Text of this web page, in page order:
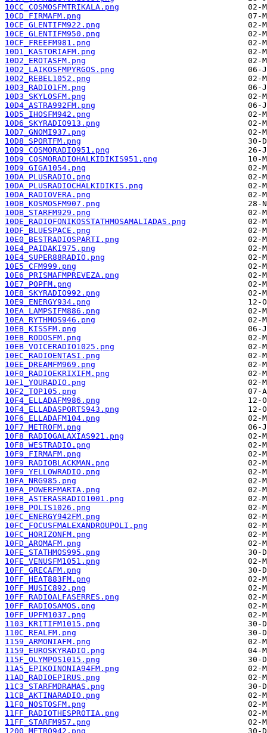
10CC_COSMOSFMTRIKALA.png
10CD_FIRMAFM.png
10CE_GLENTIFM922.png
10CE_GLENTIFM950.png
10CF_FREEFM981.png
10D1_KASTORIAFM.png
10D2_EROTASFM.png
10D2_LAIKOSFMPYRGOS.png
10D2_REBEL1052.png
10D3_RADIO1FM.png
10D3_SKYLOSFM.png
10D4_ASTRA992FM.png
10D5_IHOSFM942.png
10D6_SKYRADIO913.png
10D7_GNOMI937.png
10D8_SPORTFM.png
10D9_COSMORADIO951.png
10D9_COSMORADIOHALKIDIKIS951.png
10D9_GIGA1054.png
10DA_PLUSRADIO.png
10DA_PLUSRADIOCHALKIDIKIS.png
10DA_RADIOVERA.png
10DB_KOSMOSFM907.png
10DB_STARFM929.png
10DE_RADIOFONIKOSSTATHMOSAMALIADAS.png
10DF_BLUESPACE.png
10E0_BESTRADIOSPARTI.png
10E4_PAIDAKI975.png
10E4_SUPER88RADIO.png
10E5_CFM999.png
10E6_PRISMAFMPREVEZA.png
10E7_POPFM.png
10E8_SKYRADIO992.png
10E9_ENERGY934.png
10EA_LAMPSIFM886.png
10EA_RYTHMOS946.png
10EB_KISSFM.png
10EB_RODOSFM.png
10EB_VOICERADIO1025.png
10EC_RADIOENTASI.png
10EE_DREAMFM969.png
10F0_RADIOEKRIXIFM.png
10F1_YOURADIO.png
10F2_TOP105.png
10F4_ELLADAFM986.png
10F4_ELLADASPORTS943.png
10F6_ELLADAFM104.png
10F7_METROFM.png
10F8_RADIOGALAXIAS921.png
10F8_WESTRADIO.png
10F9_FIRMAFM.png
10F9_RADIOBLACKMAN.png
10F9_YELLOWRADIO.png
10FA_NRG985.png
10FA_POWERFMARTA.png
10FB_ASTERASRADIO1001.png
10FB_POLIS1026.png
10FC_ENERGY942FM.png
10FC_FOCUSFMALEXANDROUPOLI.png
10FC_HORIZONFM.png
10FD_AROMAFM.png
10FE_STATHMOS995.png
10FE_VENUSFM1051.png
10FF_GRECAFM.png
10FF_HEAT883FM.png
10FF_MUSIC892.png
10FF_RADIOALFASERRES.png
10FF_RADIOSAMOS.png
10FF_UPFM1037.png
1103_KRITIFM1015.png
110C_REALFM.png
1159_ARMONIAFM.png
1159_EUROSKYRADIO.png
115F_OLYMPOS1015.png
11A5_EPIKOINONIA94FM.png
11AD_RADIOEPIRUS.png
11C3_STARFMDRAMAS.png
11CB_AKTINARADIO.png
11F0_NOSTOSFM.png
11FF_RADIOTHESPROTIA.png
11FF_STARFM957.png
1200_METRO942.png